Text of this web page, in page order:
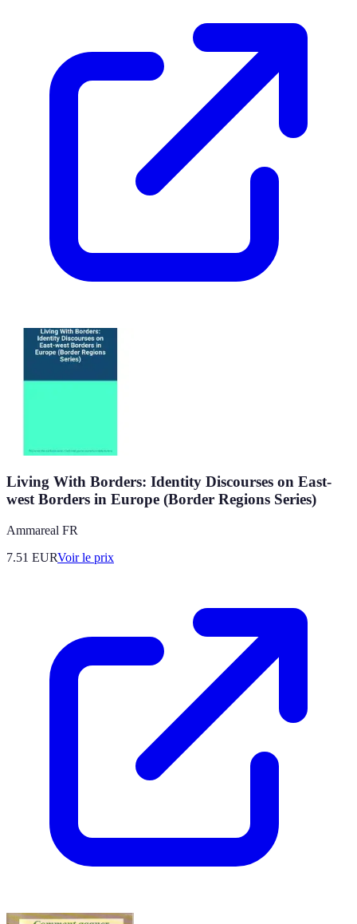
Living With Borders: Identity Discourses on East-
west Borders in Europe (Border Regions Series)
Ammareal FR
7.51 EURVoir le prix